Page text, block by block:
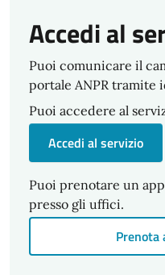
Accedi al
Puoi comunicare il
portale ANPR tramite
Puoi accedere al
Accedi al servizio
Puoi prenotare un
presso gli uffici.
Prenota